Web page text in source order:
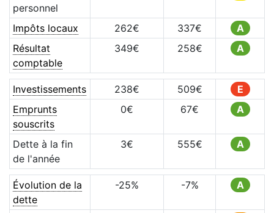
personnel
Impôts locaux 262€ 337€
A
Résultat
comptable
349€ 258€ A
Investissements 238€ 509€
E
Emprunts
souscrits
0€ 67€ A
Dette à la fin
de l'année
3€ 555€ A
Évolution de la
dette
-25% -7% A